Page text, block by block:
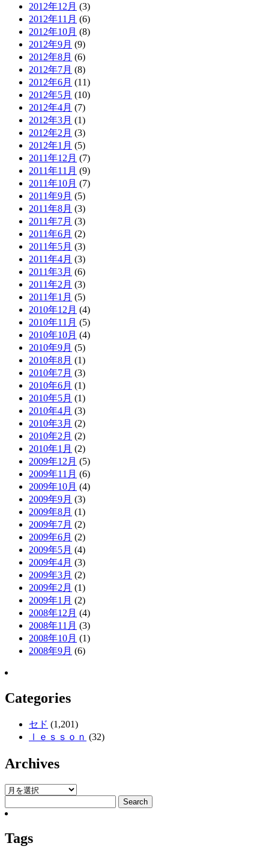
2012年12月 (3)
2012年11月 (6)
2012年10月 (8)
2012年9月 (9)
2012年8月 (6)
2012年7月 (8)
2012年6月 (11)
2012年5月 (10)
2012年4月 (7)
2012年3月 (1)
2012年2月 (3)
2012年1月 (5)
2011年12月 (7)
2011年11月 (9)
2011年10月 (7)
2011年9月 (5)
2011年8月 (3)
2011年7月 (3)
2011年6月 (2)
2011年5月 (3)
2011年4月 (3)
2011年3月 (6)
2011年2月 (3)
2011年1月 (5)
2010年12月 (4)
2010年11月 (5)
2010年10月 (4)
2010年9月 (5)
2010年8月 (1)
2010年7月 (3)
2010年6月 (1)
2010年5月 (1)
2010年4月 (3)
2010年3月 (2)
2010年2月 (2)
2010年1月 (2)
2009年12月 (5)
2009年11月 (6)
2009年10月 (4)
2009年9月 (3)
2009年8月 (1)
2009年7月 (2)
2009年6月 (2)
2009年5月 (4)
2009年4月 (3)
2009年3月 (2)
2009年2月 (1)
2009年1月 (2)
2008年12月 (4)
2008年11月 (3)
2008年10月 (1)
2008年9月 (6)
Categories
セド (1,201)
ｌｅｓｓｏｎ (32)
Archives
Tags